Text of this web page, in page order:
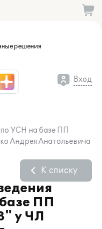
решения
Вход
УСН на базе ПП
Андрея Анатольевича
ПП
у ЧЛ
К списку